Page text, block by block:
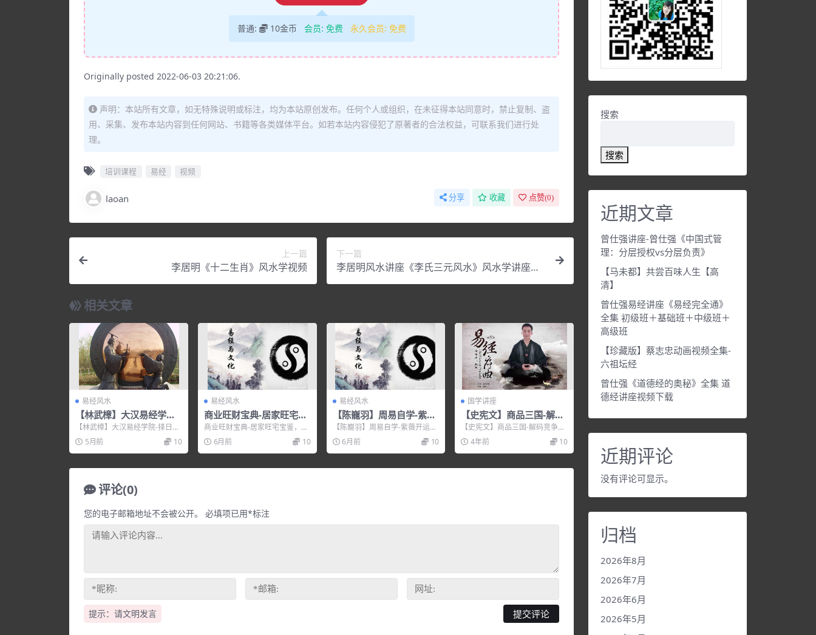
普通: 10金币 会员: 免费 永久会员: 免费
Originally posted 2022-06-03 20:21:06.
声明：本站所有文章，如无特殊说明或标注，均为本站原创发布。任何个人或组织，在未征得本站同意时，禁止复制、盗
用、采集、发布本站内容到任何网站、书籍等各类媒体平台。如若本站内容侵犯了原著者的合法权益，可联系我们进行处
理。
培训课程 易经 视频
laoan 分享 收藏 点赞(0)
上一篇
李居明《十二生肖》风水学视频
下一篇
李居明风水讲座《李氏三元风水》风水学讲座视
频
相关文章
易经风水
【林武樟】大汉易经学院-
择日学应用课程
【林武樟】大汉易经学院-择日学
应用课程，培训讲座视频，培训
课程视频教程下载，百度...
5月前 10
易经风水
商业旺财宝典-居家旺宅宝
鉴
商业旺财宝典-居家旺宅宝鉴，培
训讲座视频，培训课程视频教程
下载，百度网盘资源分享...
6月前 10
易经风水
【陈巃羽】周易自学-紫薇
开运
【陈巃羽】周易自学-紫薇开运，
培训讲座视频，培训课程视频教
程下载，百度网盘资源分...
6月前 10
国学讲座
【史宪文】商品三国-解码
竞争
【史宪文】商品三国-解码竞争，
培训讲座视频，培训课程视频教
程下载，百度网盘资源分...
4年前 10
评论(0)
提示：请文明发言
您的电子邮箱地址不会被公开。 必填项已用*标注
搜索
搜索
近期文章
曾仕强讲座-曾仕强《中国式管
理：分层授权vs分层负责》
【马未都】共尝百味人生【高
清】
曾仕强易经讲座《易经完全通》
全集 初级班＋基础班＋中级班＋
高级班
【珍藏版】蔡志忠动画视频全集-
六祖坛经
曾仕强《道德经的奥秘》全集 道
德经讲座视频下载
近期评论
没有评论可显示。
归档
2026年8月
2026年7月
2026年6月
2026年5月